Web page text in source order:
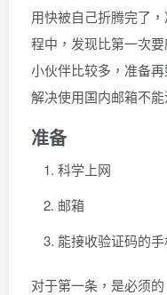
用快被自己折腾完了
程中，发现比第一次
小伙伴比较多，准备
解决使用国内邮箱不能
准备
科学上网
邮箱
能接收验证码的
对于第一条，是必须